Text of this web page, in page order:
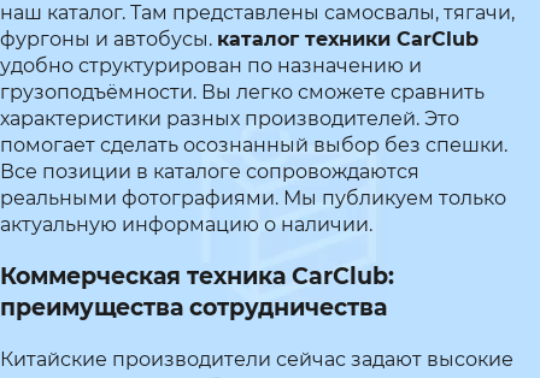
наш каталог. Там представлены самосвалы, тягачи,
фургоны и автобусы. каталог техники CarClub
удобно структурирован по назначению и
грузоподъёмности. Вы легко сможете сравнить
характеристики разных производителей. Это
помогает сделать осознанный выбор без спешки.
Все позиции в каталоге сопровождаются
реальными фотографиями. Мы публикуем только
актуальную информацию о наличии.
Коммерческая техника CarClub:
преимущества сотрудничества
Китайские производители сейчас задают высокие